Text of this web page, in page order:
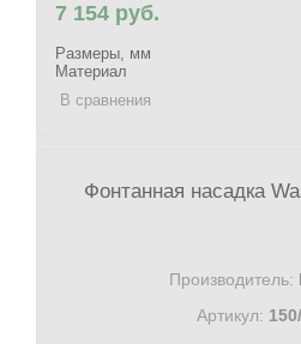
7 154 руб.
Размеры, мм
Материал
В сравнения
Фонтанная насадка
Производитель:
Артикул: